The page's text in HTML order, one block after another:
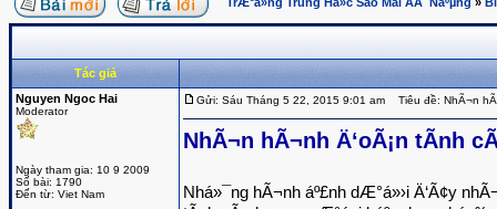
Tác giả
Nguyen Ngoc Hai
Moderator
Ngày tham gia: 10 9 2009
Số bài: 1790
Đến từ: Viet Nam
Gửi: Sáu Tháng 5 22, 2015 9:01 am Tiêu đề: NhÃ¬n
NhÃ¬n hÃ¬nh Ä‘oÃ¡n tÃ­nh
Nhá»¯ng hÃ¬nh áº£nh dÆ°á»›i Ä‘Ã¢y